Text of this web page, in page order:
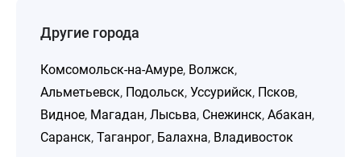
Другие города
Комсомольск-на-Амуре, Волжск,
Альметьевск, Подольск, Уссурийск, Псков,
Видное, Магадан, Лысьва, Снежинск, Абакан,
Саранск, Таганрог, Балахна, Владивосток